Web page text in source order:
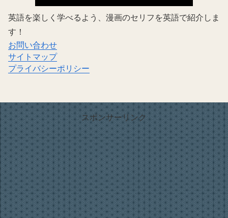
英語を楽しく学べるよう、漫画のセリフを英語で紹介しま
す！
お問い合わせ
サイトマップ
プライバシーポリシー
スポンサーリンク